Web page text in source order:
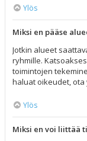
Ylös
Miksi en pääse
Jotkin alueet
ryhmille.
toimintojen
haluat oikeudet,
Ylös
Miksi en voi liittää